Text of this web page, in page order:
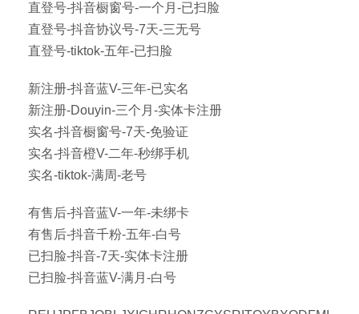
直登号-抖音橱窗号-一个月-已扫脸
直登号-抖音协议号-7天-三无号
直登号-tiktok-五年-已扫脸
新注册-抖音蓝V-三年-已实名
新注册-Douyin-三个月-实体卡注册
实名-抖音橱窗号-7天-免验证
实名-抖音橙V-二年-秒绑手机
实名-tiktok-满周-老号
有售后-抖音蓝V-一年-未绑卡
有售后-抖音千粉-五年-白号
已扫脸-抖音-7天-实体卡注册
已扫脸-抖音蓝V-满月-白号